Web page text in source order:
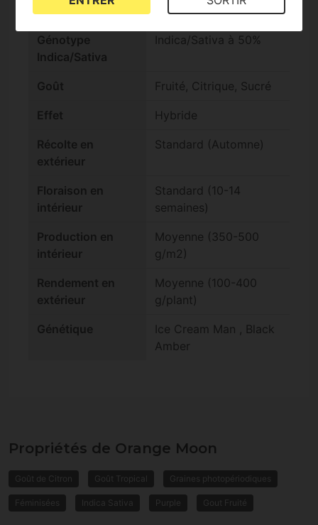
Teneur en THC Élevé (15-25%)
Génotype
Indica/Sativa
Indica/Sativa à 50%
Goût Fruité, Citrique, Sucré
Effet Hybride
Récolte en
extérieur
Standard (Automne)
Floraison en
intérieur
Standard (10-14
semaines)
Production en
intérieur
Moyenne (350-500
g/m2)
Rendement en
extérieur
Moyenne (100-400
g/plant)
Génétique
Ice Cream Man , Black
Amber
Propriétés de Orange Moon
Goût de Citron Goût Tropical Graines photopériodiques
Féminisées Indica Sativa Purple Gout Fruité